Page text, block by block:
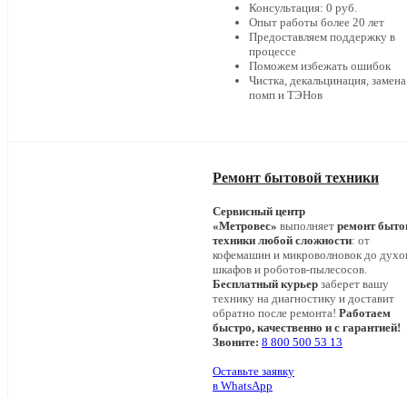
Консультация: 0 руб.
Опыт работы более 20 лет
Предоставляем поддержку в
процессе
Поможем избежать ошибок
Чистка, декальцинация, замена
помп и ТЭНов
Ремонт бытовой техники
Сервисный центр
«Метровес» выполняет ремонт
техники любой сложности: от
кофемашин и микроволновок до
шкафов и роботов-пылесосов.
Бесплатный курьер заберет вашу
технику на диагностику и доставит
обратно после ремонта! Работаем
быстро, качественно и с гарантией!
Звоните: 8 800 500 53 13
Оставьте заявку
в WhatsApp